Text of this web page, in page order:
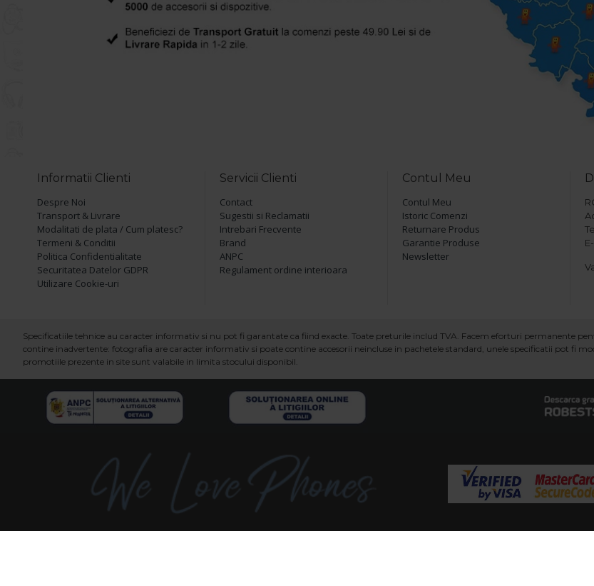
Informatii Clienti
Despre Noi
Transport & Livrare
Modalitati de plata / Cum platesc?
Termeni & Conditii
Politica Confidentialitate
Securitatea Datelor GDPR
Utilizare Cookie-uri
Servicii Clienti
Contact
Sugestii si Reclamatii
Intrebari Frecvente
Brand
ANPC
Regulament ordine interioara
Contul Meu
Contul Meu
Istoric Comenzi
Returnare Produs
Garantie Produse
Newsletter
Specificatiile tehnice au caracter informativ si nu pot fi garantate ca fiind exacte. Toate preturile includ TVA. Facem eforturi permanente
contine inadvertente: fotografia are caracter informativ si poate contine accesorii neincluse in pachetele standard, unele specificatii pot fi
promotiile prezente in site sunt valabile in limita stocului disponibil.